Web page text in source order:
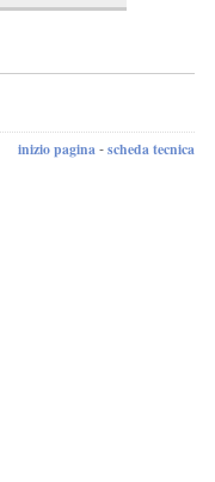
inizio pagina - scheda tecnica